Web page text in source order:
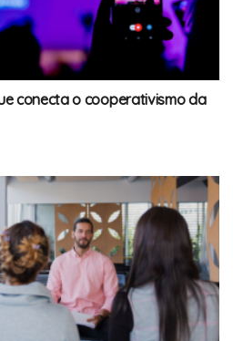
conecta o cooperativismo da